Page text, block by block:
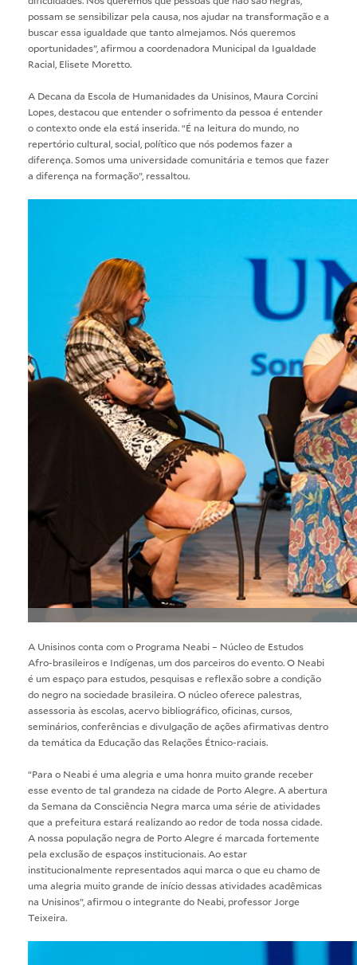
possam se sensibilizar pela causa, nos ajudar na transformação e a
buscar essa igualdade que tanto almejamos. Nós queremos
oportunidades”, afirmou a coordenadora Municipal da Igualdade
Racial, Elisete Moretto.
A Decana da Escola de Humanidades da Unisinos, Maura Corcini
Lopes, destacou que entender o sofrimento da pessoa é entender
o contexto onde ela está inserida. “É na leitura do mundo, no
repertório cultural, social, político que nós podemos fazer a
diferença. Somos uma universidade comunitária e temos que fazer
a diferença na formação”, ressaltou.
A Unisinos conta com o Programa Neabi – Núcleo de Estudos
Afro-brasileiros e Indígenas, um dos parceiros do evento. O Neabi
é um espaço para estudos, pesquisas e reflexão sobre a condição
do negro na sociedade brasileira. O núcleo oferece palestras,
assessoria às escolas, acervo bibliográfico, oficinas, cursos,
seminários, conferências e divulgação de ações afirmativas dentro
da temática da Educação das Relações Étnico-raciais.
“Para o Neabi é uma alegria e uma honra muito grande receber
esse evento de tal grandeza na cidade de Porto Alegre. A abertura
da Semana da Consciência Negra marca uma série de atividades
que a prefeitura estará realizando ao redor de toda nossa cidade.
A nossa população negra de Porto Alegre é marcada fortemente
pela exclusão de espaços institucionais. Ao estar
institucionalmente representados aqui marca o que eu chamo de
uma alegria muito grande de início dessas atividades acadêmicas
na Unisinos”, afirmou o integrante do Neabi, professor Jorge
Teixeira.